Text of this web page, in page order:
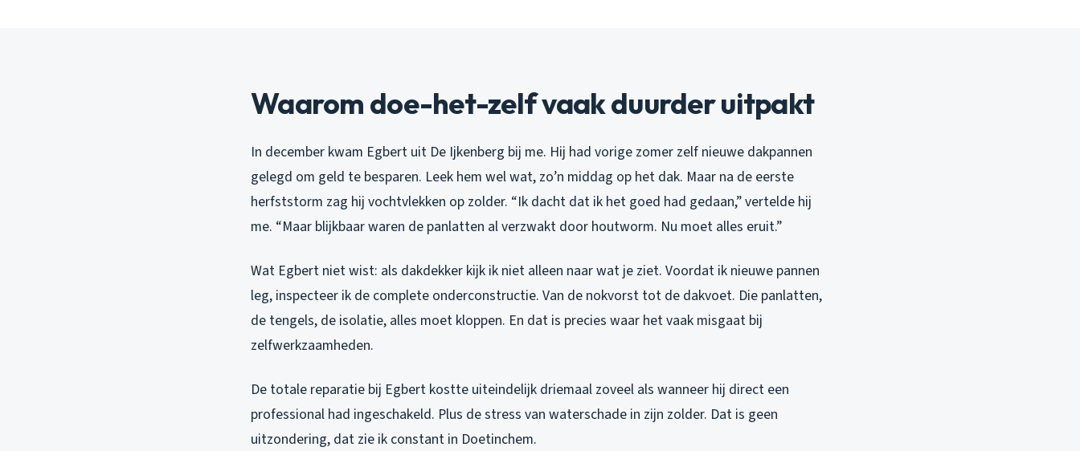
Waarom doe-het-zelf vaak duurder uitpakt
In december kwam Egbert uit De Ijkenberg bij me. Hij had vorige zomer zelf nieuwe dakpannen
gelegd om geld te besparen. Leek hem wel wat, zo’n middag op het dak. Maar na de eerste
herfststorm zag hij vochtvlekken op zolder. “Ik dacht dat ik het goed had gedaan,” vertelde hij
me. “Maar blijkbaar waren de panlatten al verzwakt door houtworm. Nu moet alles eruit.”
Wat Egbert niet wist: als dakdekker kijk ik niet alleen naar wat je ziet. Voordat ik nieuwe pannen
leg, inspecteer ik de complete onderconstructie. Van de nokvorst tot de dakvoet. Die panlatten,
de tengels, de isolatie, alles moet kloppen. En dat is precies waar het vaak misgaat bij
zelfwerkzaamheden.
De totale reparatie bij Egbert kostte uiteindelijk driemaal zoveel als wanneer hij direct een
professional had ingeschakeld. Plus de stress van waterschade in zijn zolder. Dat is geen
uitzondering, dat zie ik constant in Doetinchem.